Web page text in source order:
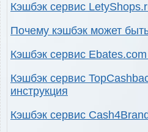
Кэшбэк сервис
Почему кэшбэк может
Кэшбэк сервис
Кэшбэк сервис
инструкция
Кэшбэк сервис